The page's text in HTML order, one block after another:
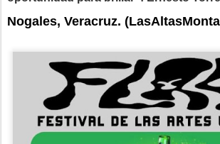
Nogales, Veracruz.